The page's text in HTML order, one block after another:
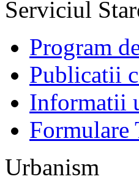
Serviciul
Program
Publicatii
Informatii
Formulare
Urbanism